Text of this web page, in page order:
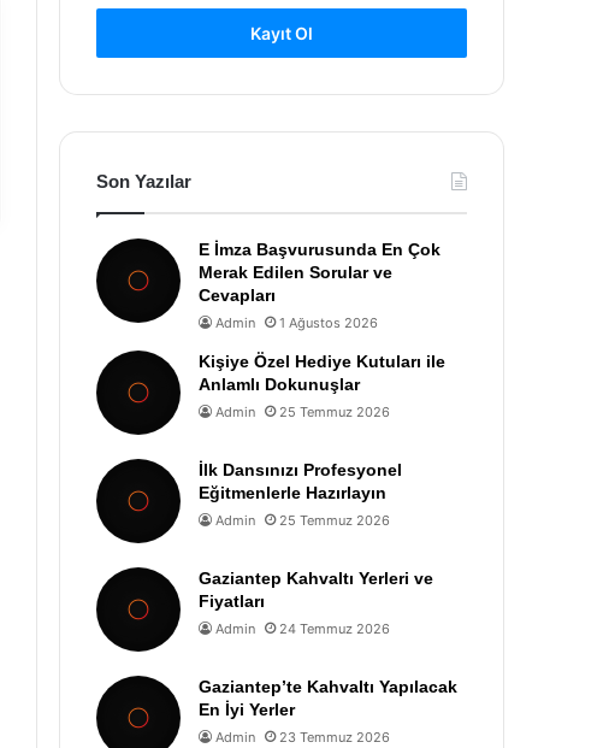
Kayıt Ol
Son Yazılar
E İmza Başvurusunda En Çok
Merak Edilen Sorular ve
Cevapları
Admin 1 Ağustos 2026
Kişiye Özel Hediye Kutuları ile
Anlamlı Dokunuşlar
Admin 25 Temmuz 2026
İlk Dansınızı Profesyonel
Eğitmenlerle Hazırlayın
Admin 25 Temmuz 2026
Gaziantep Kahvaltı Yerleri ve
Fiyatları
Admin 24 Temmuz 2026
Gaziantep’te Kahvaltı Yapılacak
En İyi Yerler
Admin 23 Temmuz 2026